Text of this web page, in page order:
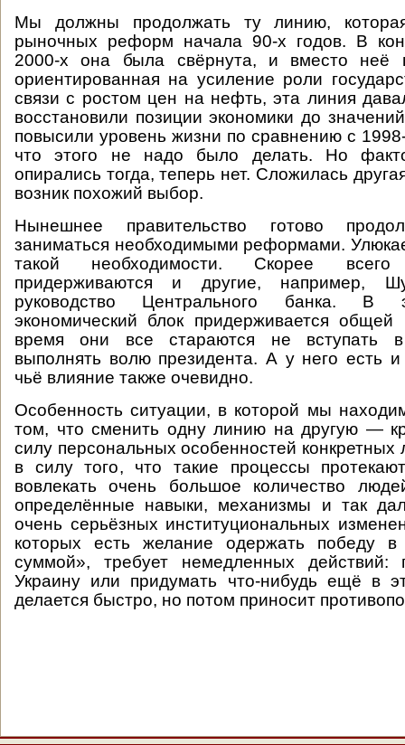
Мы должны продолжать ту линию,
рыночных реформ начала 90-х годов. В
2000-х она была свёрнута, и вместо неё
ориентированная на усиление роли
связи с ростом цен на нефть, эта линия
восстановили позиции экономики до
повысили уровень жизни по сравнению с
что этого не надо было делать. Но
опирались тогда, теперь нет. Сложилась
возник похожий выбор.
Нынешнее правительство готово
заниматься необходимыми реформами.
такой необходимости. Скорее
придерживаются и другие, например,
руководство Центрального банка. В
экономический блок придерживается
время они все стараются не вступать
выполнять волю президента. А у него есть и
чьё влияние также очевидно.
Особенность ситуации, в которой мы
том, что сменить одну линию на другую —
силу персональных особенностей конкретных
в силу того, что такие процессы
вовлекать очень большое количество
определённые навыки, механизмы и так
очень серьёзных институциональных
которых есть желание одержать победу
суммой», требует немедленных действий:
Украину или придумать что-нибудь ещё в
делается быстро, но потом приносит